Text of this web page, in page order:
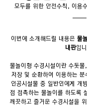
모두를 위한 안전수칙, 이용
이번에 소개해드릴 내용은 물
내판입
물놀이형 수경시설이란 수돗
저장 및 순환하여 이용하는
인공시설물 중 일반인에게 개
접 접촉하는 물놀이를 하도록
깨끗하고 즐거운 수경시설을